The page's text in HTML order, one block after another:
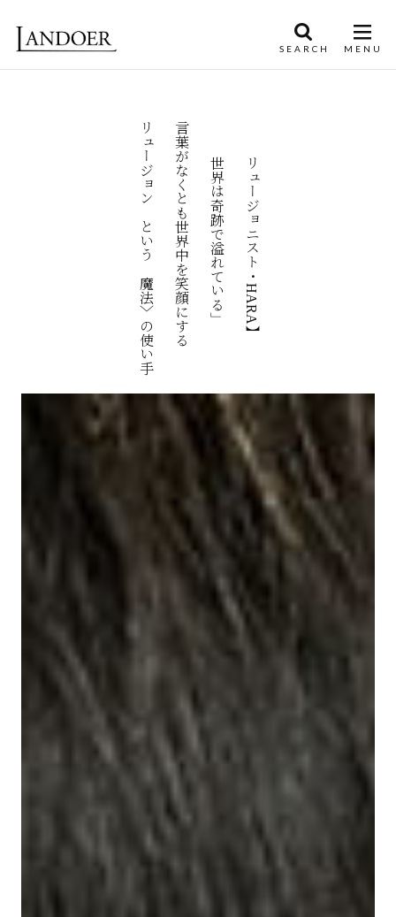
【イリュージョニスト・HARA】
「世界は奇跡で溢れている」
言葉がなくとも世界中を笑顔にする
〝イリュージョン〟という〈魔法〉の使い手